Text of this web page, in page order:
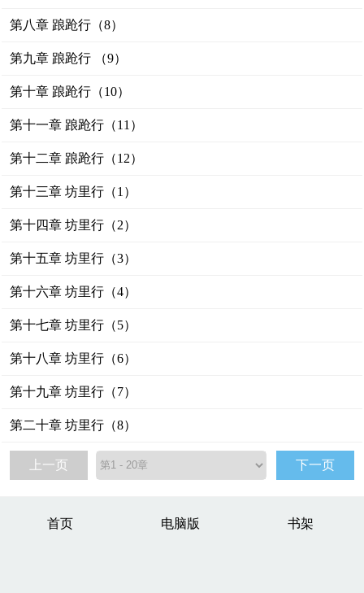
第八章 踉跄行（8）
第九章 踉跄行 （9）
第十章 踉跄行（10）
第十一章 踉跄行（11）
第十二章 踉跄行（12）
第十三章 坊里行（1）
第十四章 坊里行（2）
第十五章 坊里行（3）
第十六章 坊里行（4）
第十七章 坊里行（5）
第十八章 坊里行（6）
第十九章 坊里行（7）
第二十章 坊里行（8）
上一页 下一页
首页 电脑版 书架